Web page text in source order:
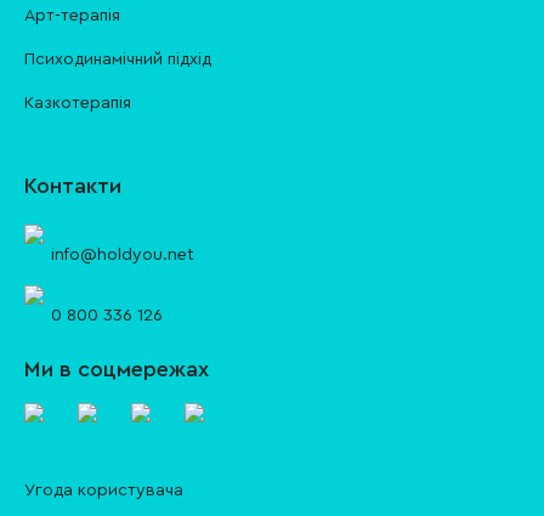
Арт-терапія
Психодинамічний підхід
Казкотерапія
Контакти
info@holdyou.net
0 800 336 126
Ми в соцмережах
Угода користувача